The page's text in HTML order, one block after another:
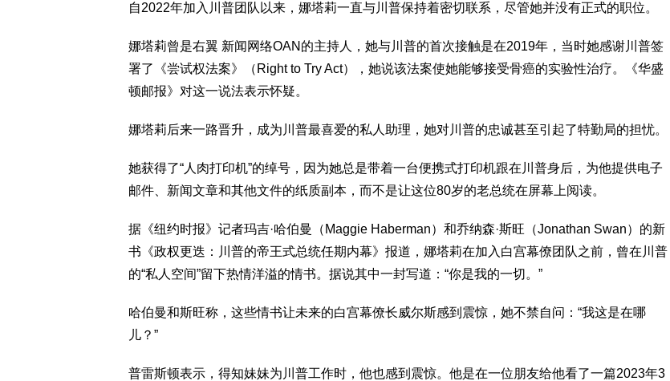
自2022年加入川普团队以来，娜塔莉一直与川普保持着密切联系，尽管她并没有正式的职位。
娜塔莉曾是右翼 新闻网络OAN的主持人，她与川普的首次接触是在2019年，当时她感谢川普签
署了《尝试权法案》（Right to Try Act），她说该法案使她能够接受骨癌的实验性治疗。《华盛
顿邮报》对这一说法表示怀疑。
娜塔莉后来一路晋升，成为川普最喜爱的私人助理，她对川普的忠诚甚至引起了特勤局的担忧。
她获得了“人肉打印机”的绰号，因为她总是带着一台便携式打印机跟在川普身后，为他提供电子
邮件、新闻文章和其他文件的纸质副本，而不是让这位80岁的老总统在屏幕上阅读。
据《纽约时报》记者玛吉·哈伯曼（Maggie Haberman）和乔纳森·斯旺（Jonathan Swan）的新
书《政权更迭：川普的帝王式总统任期内幕》报道，娜塔莉在加入白宫幕僚团队之前，曾在川普
的“私人空间”留下热情洋溢的情书。据说其中一封写道：“你是我的一切。”
哈伯曼和斯旺称，这些情书让未来的白宫幕僚长威尔斯感到震惊，她不禁自问：“我这是在哪
儿？”
普雷斯顿表示，得知妹妹为川普工作时，他也感到震惊。他是在一位朋友给他看了一篇2023年3